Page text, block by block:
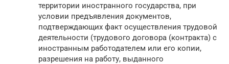
территории иностранного государства, при
условии предъявления документов,
подтверждающих факт осуществления трудовой
деятельности (трудового договора (контракта) с
иностранным работодателем или его копии,
разрешения на работу, выданного